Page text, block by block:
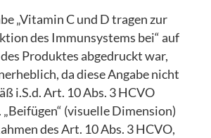
„Vitamin C und D tragen zur
des Immunsystems bei“ auf
Produktes abgedruckt war,
da diese Angabe nicht
i.S.d. Art. 10 Abs. 3 HCVO
(visuelle Dimension)
des Art. 10 Abs. 3 HCVO,